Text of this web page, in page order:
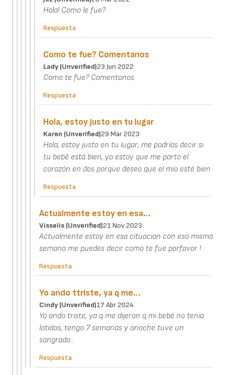
Hola! Como le fue?
Respuesta
Como te fue? Comentanos
Lady (unverified)23 Jun 2022
Como te fue? Comentanos
Respuesta
Hola, estoy justo en tu lugar
Karen (unverified)29 Mar 2023
Hola, estoy justo en tu lugar, me podrías decir si
tu bebé está bien, yo estoy que me parto el
corazón en dos porque deseo que el mio esté bien
Respuesta
Actualmente estoy en esa…
Visselis (unverified)21 Nov 2023
Actualmente estoy en esa cituacion con esa misma
semana me puedes decir como te fue porfavor !
Respuesta
Yo ando ttriste, ya q me…
Cindy (unverified)17 Abr 2024
Yo ando triste, ya q me dijeron q mi bebé no tenia
latidos, tengo 7 semanas y anoche tuve un
sangrado..
Respuesta